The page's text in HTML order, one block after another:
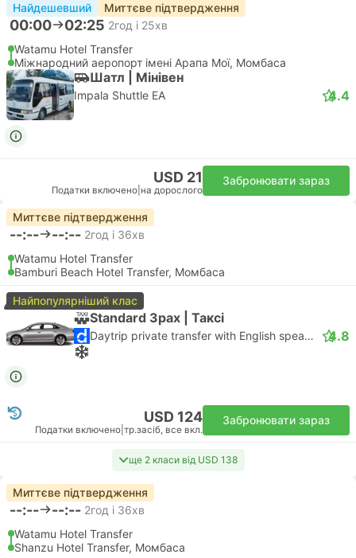
Найдешевший Миттєве підтвердження
00:00 02:25 2год і 25хв
Watamu Hotel Transfer
Міжнародний аеропорт імені Арапа Мої, Момбаса
Шатл | Мiнiвен
Impala Shuttle EA 4.4
USD 21
Податки включено на дорослого
Забронювати зараз
Миттєве підтвердження
--:-- --:-- 2год і 36хв
Watamu Hotel Transfer
Bamburi Beach Hotel Transfer, Момбаса
Найпопулярніший клас
Standard 3pax | Таксі
Daytrip private transfer with English speaking driver 4.8
USD 124
Податки включено тр.засіб, все вкл.
Забронювати зараз
ще 2 класи від USD 138
Миттєве підтвердження
--:-- --:-- 2год і 36хв
Watamu Hotel Transfer
Shanzu Hotel Transfer, Момбаса